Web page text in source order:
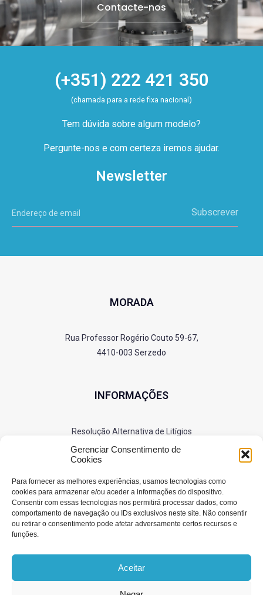
Gerenciar Consentimento de
Cookies
Para fornecer as melhores experiências, usamos tecnologias como
cookies para armazenar e/ou aceder a informações do dispositivo.
Consentir com essas tecnologias nos permitirá processar dados, como
comportamento de navegação ou IDs exclusivos neste site. Não consentir
ou retirar o consentimento pode afetar adversamente certos recursos e
funções.
Aceitar
Contacte-nos
(+351) 222 421 350
(chamada para a rede fixa nacional)
Tem dúvida sobre algum modelo?
Pergunte-nos e com certeza iremos ajudar.
Newsletter
Subscrever
MORADA
Rua Professor Rogério Couto 59-67,
4410-003 Serzedo
INFORMAÇÕES
Resolução Alternativa de Litígios
Política de Privacidade
SIGA-NOS